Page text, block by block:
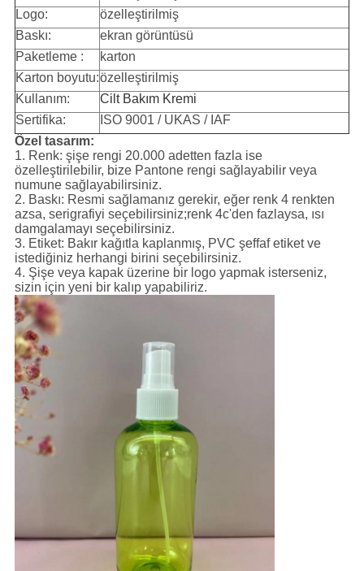
Logo:
özelleştirilmiş
Baskı:
ekran görüntüsü
Paketleme :
karton
Karton boyutu:özelleştirilmiş
Kullanım:
Cilt Bakım Kremi
Sertifika:
ISO 9001 / UKAS / IAF
Özel tasarım:
1. Renk: şişe rengi 20.000 adetten fazla ise
özelleştirilebilir, bize Pantone rengi sağlayabilir veya
numune sağlayabilirsiniz.
2. Baskı: Resmi sağlamanız gerekir, eğer renk 4 renkten
azsa, serigrafiyi seçebilirsiniz;renk 4c'den fazlaysa, ısı
damgalamayı seçebilirsiniz.
3. Etiket: Bakır kağıtla kaplanmış, PVC şeffaf etiket ve
istediğiniz herhangi birini seçebilirsiniz.
4. Şişe veya kapak üzerine bir logo yapmak isterseniz,
sizin için yeni bir kalıp yapabiliriz.